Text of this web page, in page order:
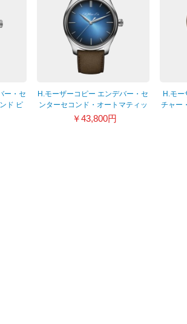
ー・セ
ド ピ
H.モーザーコピー エンデバー・セ
ンターセコンド・オートマティッ
ク 1200-0201
￥43,800円
H.モー
チャー